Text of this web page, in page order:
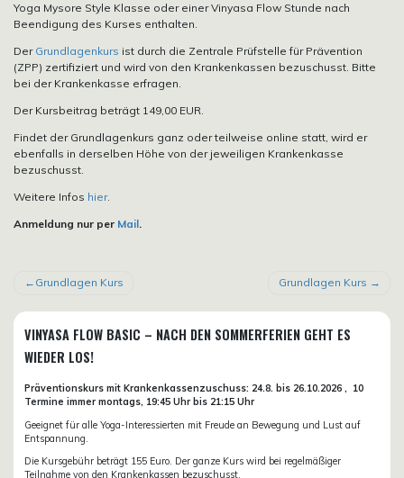
Yoga Mysore Style Klasse oder einer Vinyasa Flow Stunde nach
Beendigung des Kurses enthalten.
Der Grundlagenkurs ist durch die Zentrale Prüfstelle für Prävention
(ZPP) zertifiziert und wird von den Krankenkassen bezuschusst. Bitte
bei der Krankenkasse erfragen.
Der Kursbeitrag beträgt 149,00 EUR.
Findet der Grundlagenkurs ganz oder teilweise online statt, wird er
ebenfalls in derselben Höhe von der jeweiligen Krankenkasse
bezuschusst.
Weitere Infos hier.
Anmeldung nur per Mail.
BEITRAGSNAVIGATION
Grundlagen Kurs Grundlagen Kurs
VINYASA FLOW BASIC – NACH DEN SOMMERFERIEN GEHT ES
WIEDER LOS!
Präventionskurs mit Krankenkassenzuschuss: 24.8. bis 26.10.2026 , 10
Termine immer montags, 19:45 Uhr bis 21:15 Uhr
Geeignet für alle Yoga-Interessierten mit Freude an Bewegung und Lust auf
Entspannung.
Die Kursgebühr beträgt 155 Euro. Der ganze Kurs wird bei regelmäßiger
Teilnahme von den Krankenkassen bezuschusst.